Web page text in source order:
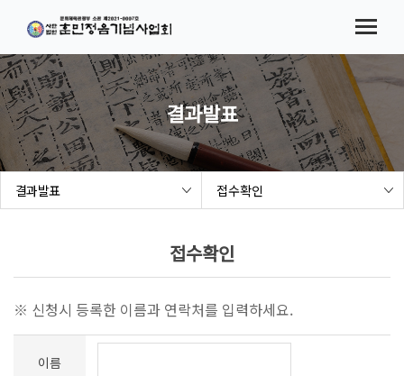
메뉴바로가기
본문바로가기
법인소개
협회소식
시험(대회) 요강
참가접수
결과발표
세종여민관
결과발표
결과발표 접수확인
접수확인
※ 신청시 등록한 이름과 연락처를 입력하세요.
이름